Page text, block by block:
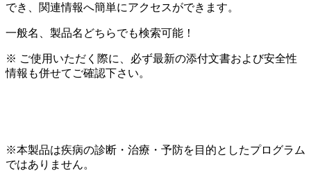
でき、関連情報へ簡単にアクセスができます。
一般名、製品名どちらでも検索可能！
※ ご使用いただく際に、必ず最新の添付文書および安全性
情報も併せてご確認下さい。
※本製品は疾病の診断・治療・予防を目的としたプログラム
ではありません。